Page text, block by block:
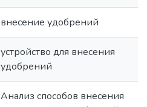
внесение удобрений
устройство для внесения
удобрений
Анализ способов внесения